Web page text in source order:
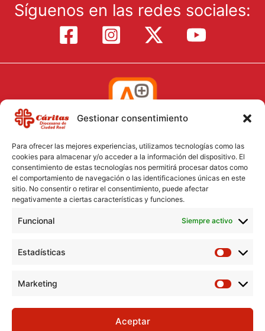
Gestionar consentimiento
Para ofrecer las mejores experiencias, utilizamos tecnologías como las
cookies para almacenar y/o acceder a la información del dispositivo. El
consentimiento de estas tecnologías nos permitirá procesar datos como
el comportamiento de navegación o las identificaciones únicas en este
sitio. No consentir o retirar el consentimiento, puede afectar
negativamente a ciertas características y funciones.
Funcional Siempre activo
Estadísticas
Marketing
Aceptar
Síguenos en las redes sociales:
Aviso Legal
Política de Cookies